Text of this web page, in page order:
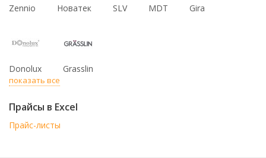
Zennio Новатек SLV MDT Gira
Donolux Grasslin
показать все
Прайсы в Excel
Прайс-листы